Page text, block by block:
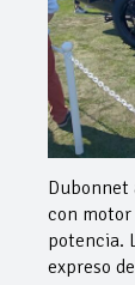
Dubonnet
con
potencia.
expreso